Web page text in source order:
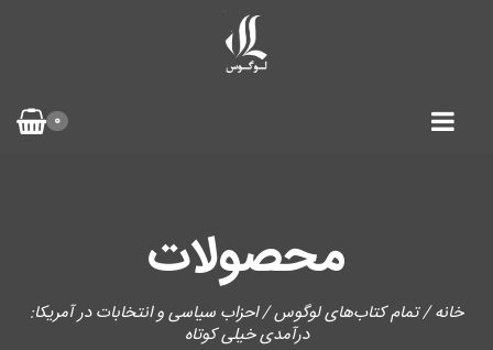
0
محصولات
خانه/تمام کتاب‌های لوگوس/ احزاب سیاسی و انتخابات در آمریکا:
درآمدی خیلی کوتاه